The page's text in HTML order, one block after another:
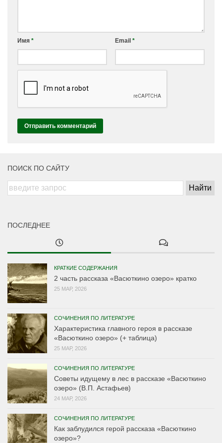
Имя * Email *
ПОИСК ПО САЙТУ
ПОСЛЕДНЕЕ
КРАТКИЕ СОДЕРЖАНИЯ
2 часть рассказа «Васюткино озеро» кратко
25 МАР, 2026
СОЧИНЕНИЯ ПО ЛИТЕРАТУРЕ
Характеристика главного героя в рассказе
«Васюткино озеро» (+ таблица)
25 МАР, 2026
СОЧИНЕНИЯ ПО ЛИТЕРАТУРЕ
Советы идущему в лес в рассказе «Васюткино
озеро» (В.П. Астафьев)
24 МАР, 2026
СОЧИНЕНИЯ ПО ЛИТЕРАТУРЕ
Как заблудился герой рассказа «Васюткино
озеро»?